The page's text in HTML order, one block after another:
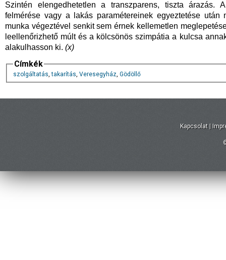
Szintén elengedhetetlen a transzparens, tiszta árazás.
felmérése vagy a lakás paramétereinek egyeztetése
munka végeztével senkit sem érnek kellemetlen
leellenőrizhető múlt és a kölcsönös szimpátia a kulcsa
alakulhasson ki. (x)
Címkék
szolgáltatás,takarítás, Veresegyház, Gödöllő
Kapcsolat |